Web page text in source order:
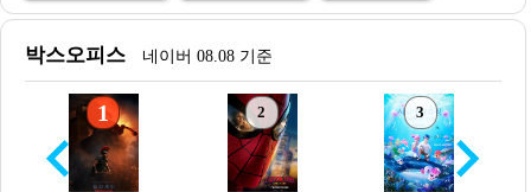
박스오피스 네이버 08.08 기준
1 2 3